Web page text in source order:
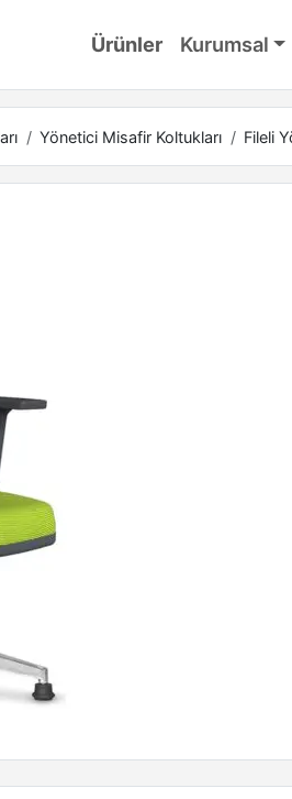
Ürünler Kurumsal
Yönetici Misafir Koltukları Fileli